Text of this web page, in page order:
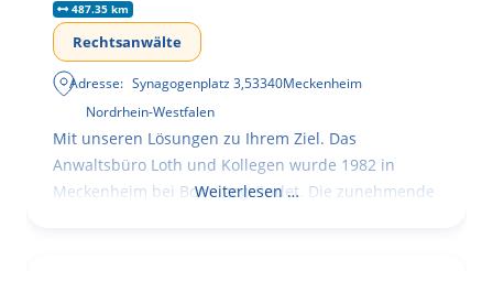
487.35 km
Rechtsanwälte
Adresse: Synagogenplatz 3,53340Meckenheim
Nordrhein-Westfalen
Mit unseren Lösungen zu Ihrem Ziel. Das
Anwaltsbüro Loth und Kollegen wurde 1982 in
Meckenheim bei Bonn gegründet. Die zunehmende
Weiterlesen …